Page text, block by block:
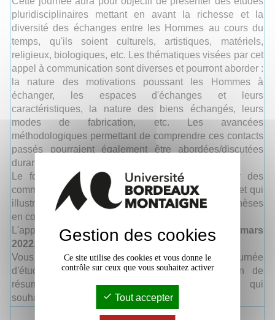
pluridisciplinaires mettant en avant la richesse et la
diversité des échanges entre les Hommes au cours du
temps, qu'ils soient culturels, artistiques, matériels,
religieux, biologiques, etc. Les thématiques visées par cet
appel à communication sont diverses et pourront aborder :
la nature des motivations poussant les Hommes à
échanger, les espaces d'échanges et leurs
caractéristiques, la nature des biens échangés, leurs
modes de fabrication, etc. Les avancées
méthodologiques permettant de comprendre ces contacts
passés pourraient également être abordées/discutées
durant cette journée.
Le format de cette session permet de planifier des
communications orales d'une durée de 15 minutes et qui
illustreront l’interdisciplinarité et la diachronie des thèses
en cours au sein des unités de la FSAB. .
L'appel à communications est ouvert jusqu'au
14 mars
2022.
Vous trouverezICIl'entièreté du résumé de cette journée
d'étude ainsi que les modalités de soumission de
résumés pour les doctorantes et doctorants qui
souhaiteraient participer à cette rencontre.
Gestion des cookies
Ce site utilise des cookies et vous donne le
contrôle sur ceux que vous souhaitez activer
Tout accepter